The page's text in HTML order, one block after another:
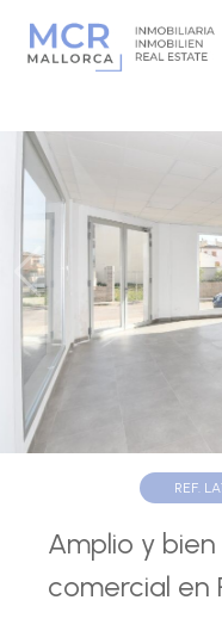
REF.
Amplio y
comercial en